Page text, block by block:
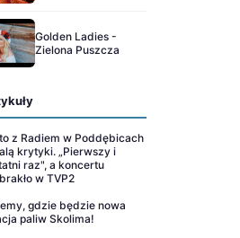
Golden Ladies -
Zielona Puszcza
z Radiem w Poddębicach
krytyki. „Pierwszy i
raz", a koncertu
w TVP2
gdzie będzie nowa
paliw Skolima!